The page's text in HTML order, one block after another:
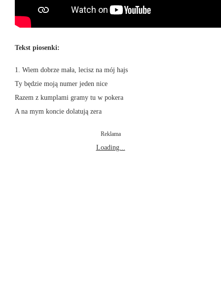
Tekst piosenki:
1. Wiem dobrze mała, lecisz na mój hajs
Ty będzie moją numer jeden nice
Razem z kumplami gramy tu w pokera
A na mym koncie dolatują zera
Reklama
Loading...